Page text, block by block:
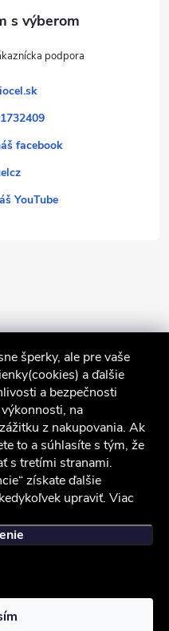
šperky, ale pre vaše
a ďalšie
a bezpečnosti
na
z nakupovania. Ak
to a súhlasíte s tým, že
s tretími stranami.
získate ďalšie
upraviť. Viac
iocel.sk
facebook
YouTube
Ochrana osobných údajov